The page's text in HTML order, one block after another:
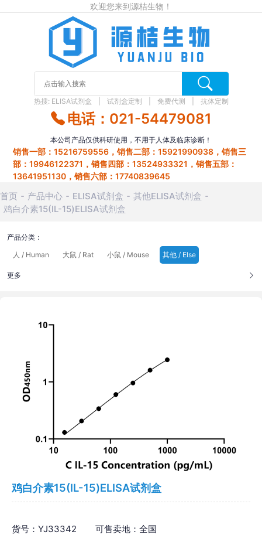
欢迎您来到源桔生物！
热搜: ELISA试剂盒 试剂盒定制 免费代测 抗体定制
电话：021-54479081
本公司产品仅供科研使用，不用于人体及临床诊断！
销售一部：15216759556，销售二部：15921990938，销售三
部：19946122371，销售四部：13524933321，销售五部：
13641951130，销售六部：17740839645
首页 产品中心 ELISA试剂盒
其他ELISA试剂盒
鸡白介素15(IL-15)ELISA试剂盒
产品分类：
人 / Human
大鼠 / Rat 小鼠 / Mouse 其他 / Else
更多
鸡白介素15(IL-15)ELISA试剂盒
货号：YJ33342 可售卖地：全国